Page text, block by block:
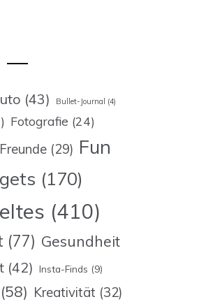
(43) Bullet-Journal (4)
Fotografie (24)
Freunde (29) Fun
(170)
(410)
(77) Gesundheit
(42) Insta-Finds (9)
(58) Kreativität (32)